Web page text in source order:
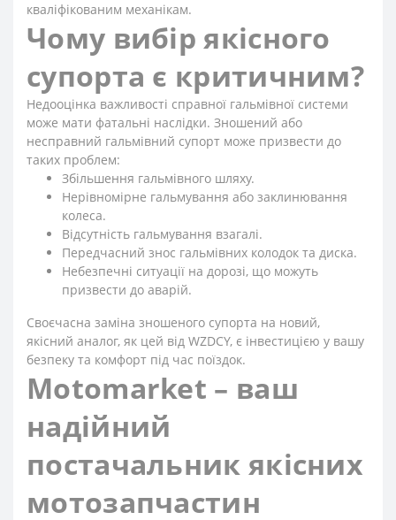
кваліфікованим механікам.
Чому вибір якісного
супорта є критичним?
Недооцінка важливості справної гальмівної системи
може мати фатальні наслідки. Зношений або
несправний гальмівний супорт може призвести до
таких проблем:
Збільшення гальмівного шляху.
Нерівномірне гальмування або заклинювання
колеса.
Відсутність гальмування взагалі.
Передчасний знос гальмівних колодок та диска.
Небезпечні ситуації на дорозі, що можуть
призвести до аварій.
Своєчасна заміна зношеного супорта на новий,
якісний аналог, як цей від WZDCY, є інвестицією у вашу
безпеку та комфорт під час поїздок.
Motomarket – ваш
надійний
постачальник якісних
мотозапчастин